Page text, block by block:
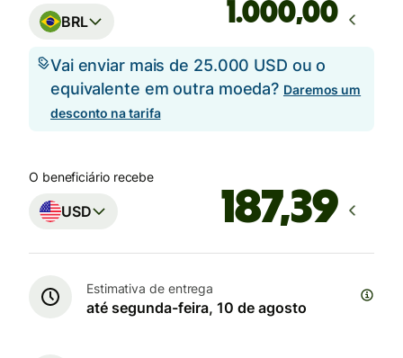
BRL ,00
Vai enviar mais de 25.000 USD ou o
equivalente em outra moeda? Daremos um
desconto na tarifa
O beneficiário recebe
USD
Estimativa de entrega
até segunda-feira, 10 de agosto